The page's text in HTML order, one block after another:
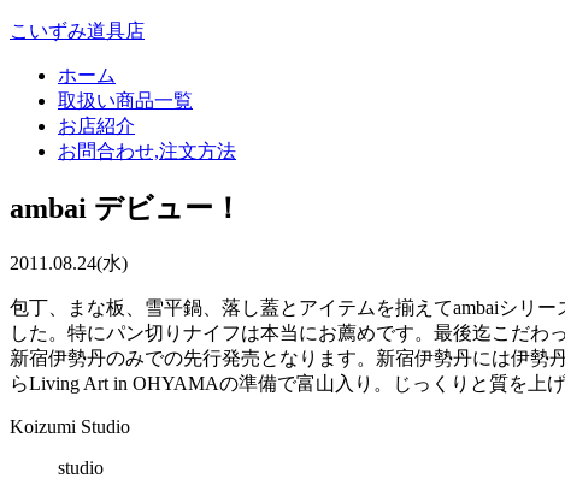
こいずみ道具店
ホーム
取扱い商品一覧
お店紹介
お問合わせ,注文方法
ambai デビュー！
2011.08.24(水)
包丁、まな板、雪平鍋、落し蓋とアイテムを揃えてambaiシリ
した。特にパン切りナイフは本当にお薦めです。最後迄こだ
新宿伊勢丹のみでの先行発売となります。新宿伊勢丹には伊
らLiving Art in OHYAMAの準備で富山入り。じっくりと質を上
Koizumi Studio
studio